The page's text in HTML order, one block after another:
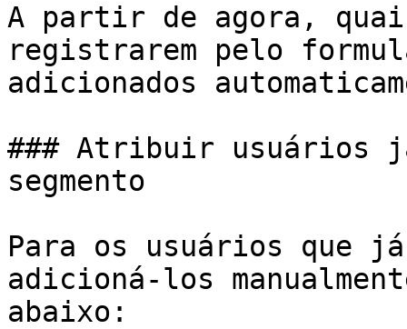
A partir de agora,
registrarem pelo
adicionados
### Atribuir usuários
segmento
Para os usuários que
adicioná-los
abaixo: